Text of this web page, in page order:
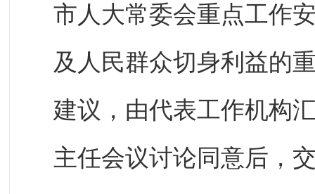
市人大常委会重点工作
及人民群众切身利益的
建议，由代表工作机构
主任会议讨论同意后，